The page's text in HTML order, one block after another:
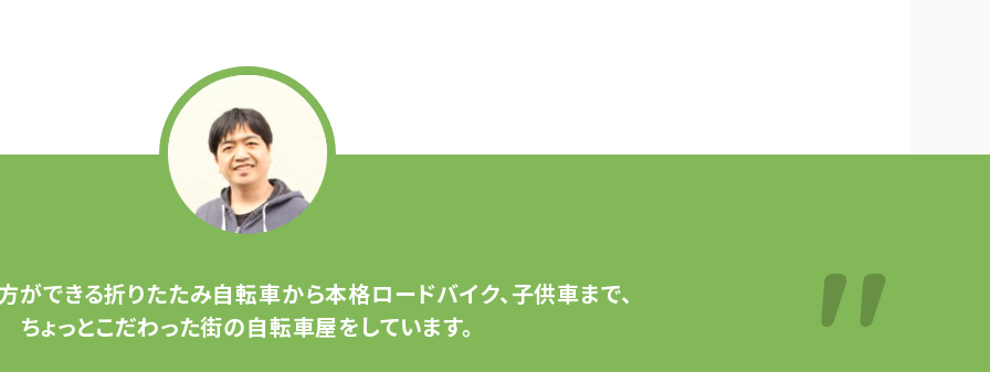
ができる折りたたみ自転車から本格ロードバイク、子供車まで、
ちょっとこだわった街の自転車屋をしています。